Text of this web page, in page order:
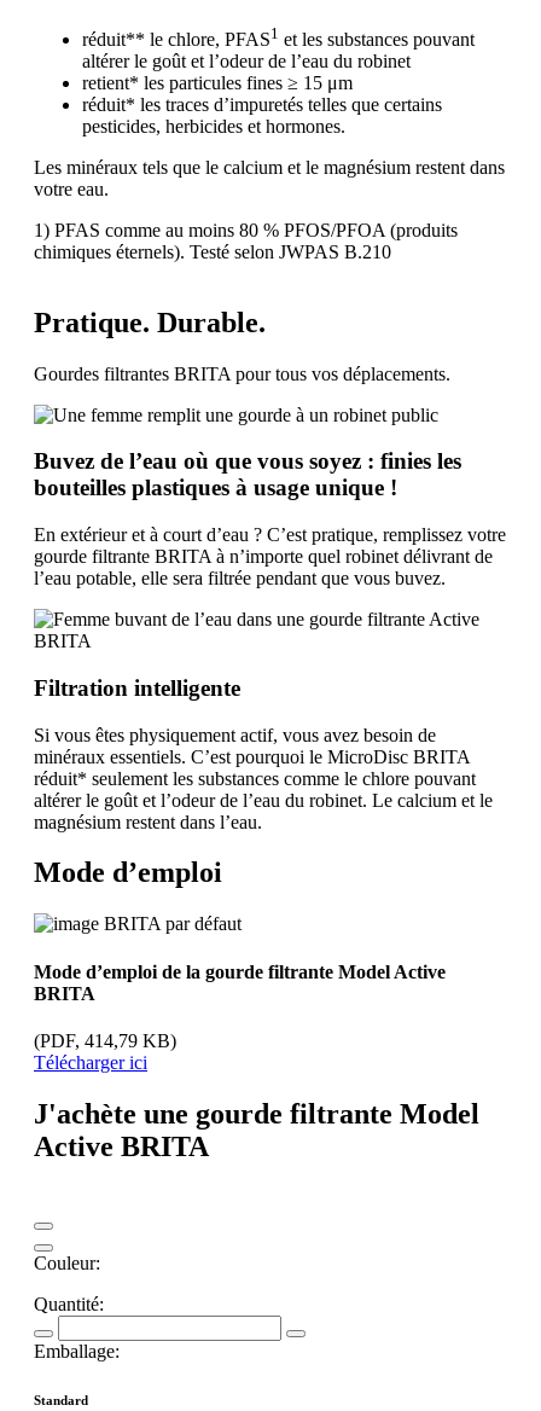
réduit** le chlore, PFAS1 et les substances pouvant
altérer le goût et l’odeur de l’eau du robinet
retient* les particules fines ≥ 15 μm
réduit* les traces d’impuretés telles que certains
pesticides, herbicides et hormones.
Les minéraux tels que le calcium et le magnésium restent dans
votre eau.
1) PFAS comme au moins 80 % PFOS/PFOA (produits
chimiques éternels). Testé selon JWPAS B.210
Pratique. Durable.
Gourdes filtrantes BRITA pour tous vos déplacements.
Buvez de l’eau où que vous soyez : finies les
bouteilles plastiques à usage unique !
En extérieur et à court d’eau ? C’est pratique, remplissez votre
gourde filtrante BRITA à n’importe quel robinet délivrant de
l’eau potable, elle sera filtrée pendant que vous buvez.
Filtration intelligente
Si vous êtes physiquement actif, vous avez besoin de
minéraux essentiels. C’est pourquoi le MicroDisc BRITA
réduit* seulement les substances comme le chlore pouvant
altérer le goût et l’odeur de l’eau du robinet. Le calcium et le
magnésium restent dans l’eau.
Mode d’emploi
Mode d’emploi de la gourde filtrante Model Active
BRITA
(PDF, 414,79 KB)
Télécharger ici
J'achète une gourde filtrante Model
Active BRITA
Couleur:
Quantité:
Emballage:
Standard